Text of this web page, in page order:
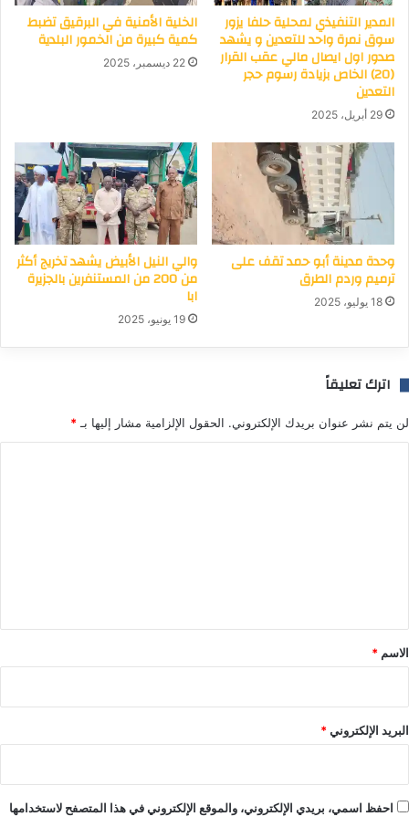
المدير التنفيذي لمحلية حلفا يزور
سوق نمرة واحد للتعدين و يشهد
صدور اول ايصال مالي عقب القرار
(20) الخاص بزيادة رسوم حجر
التعدين
29 أبريل، 2025
الخلية الأمنية في البرقيق تضبط
كمية كبيرة من الخمور البلدية
22 ديسمبر، 2025
وحدة مدينة أبو حمد تقف على
ترميم وردم الطرق
18 يوليو، 2025
والي النيل الأبيض يشهد تخريج أكثر
من 200 من المستنفرين بالجزيرة
ابا
19 يونيو، 2025
اترك تعليقاً
لن يتم نشر عنوان بريدك الإلكتروني. الحقول الإلزامية مشار إليها بـ*
*
الاسم *
البريد الإلكتروني*
احفظ اسمي، بريدي الإلكتروني، والموقع الإلكتروني في هذا المتصفح لاستخدامها